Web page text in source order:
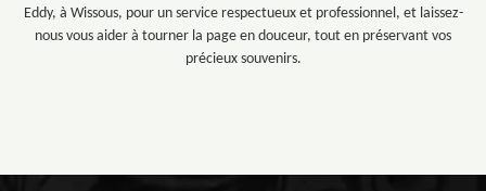
Eddy, à Wissous, pour un service respectueux et professionnel, et laissez-
nous vous aider à tourner la page en douceur, tout en préservant vos
précieux souvenirs.